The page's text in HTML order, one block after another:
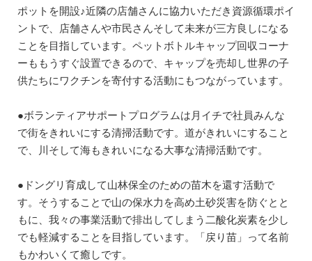
ポットを開設♪近隣の店舗さんに協力いただき資源循環ポイ
ントで、店舗さんや市民さんそして未来が三方良しになる
ことを目指しています。ペットボトルキャップ回収コーナ
ーももうすぐ設置できるので、キャップを売却し世界の子
供たちにワクチンを寄付する活動にもつながっています。
●ボランティアサポートプログラムは月イチで社員みんな
で街をきれいにする清掃活動です。道がきれいにすること
で、川そして海もきれいになる大事な清掃活動です。
●ドングリ育成して山林保全のための苗木を還す活動で
す。そうすることで山の保水力を高め土砂災害を防ぐとと
もに、我々の事業活動で排出してしまう二酸化炭素を少し
でも軽減することを目指しています。「戻り苗」って名前
もかわいくて癒しです。